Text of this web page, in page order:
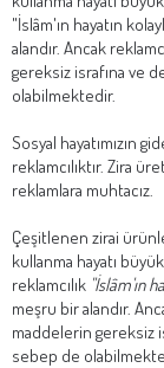
"İslâm'ın hayatın
alandır. Ancak
gereksiz israfına ve
olabilmektedir.
Sosyal hayatımızın
reklamcılıktır. Zira
reklamlara muhtacız.
Çeşitlenen zirai
kullanma hayatı
reklamcılık "İslâm'ın
meşru bir alandır.
maddelerin gereksiz
sebep de